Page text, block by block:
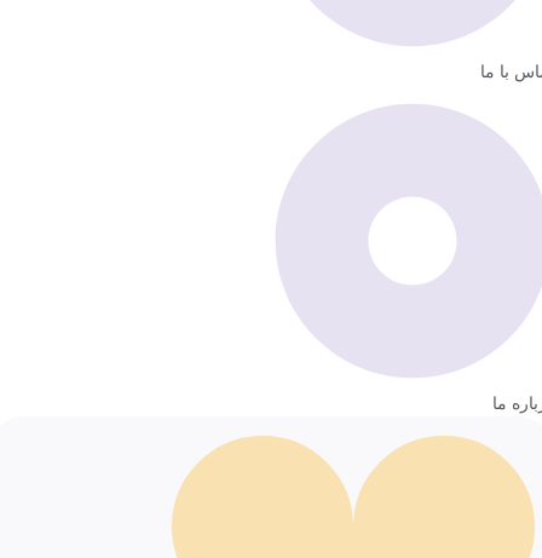
با ما
ما